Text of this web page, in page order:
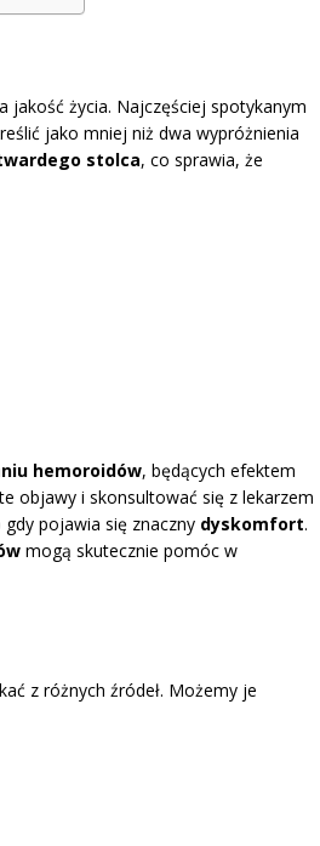
jakość życia. Najczęściej spotykanym
jako mniej niż dwa wypróżnienia
stolca, co sprawia, że
hemoroidów, będących efektem
objawy i skonsultować się z lekarzem
gdy pojawia się znaczny dyskomfort.
mogą skutecznie pomóc w
z różnych źródeł. Możemy je